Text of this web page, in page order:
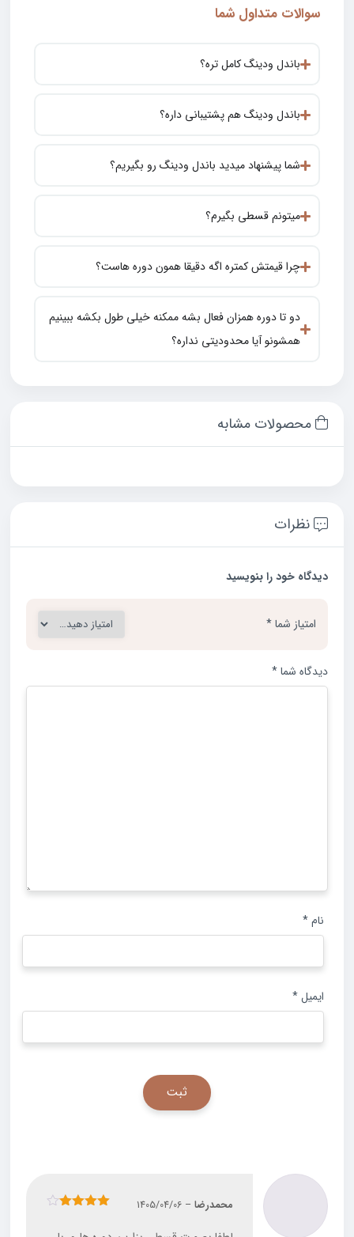
سوالات متداول شما
باندل ودینگ کامل تره؟
باندل ودینگ هم پشتیبانی داره؟
شما پیشنهاد میدید باندل ودینگ رو بگیریم؟
میتونم قسطی بگیرم؟
چرا قیمتش کمتره اگه دقیقا همون دوره هاست؟
دو تا دوره همزان فعال بشه ممکنه خیلی طول بکشه ببینیم
همشونو آیا محدودیتی نداره؟
محصولات مشابه
نظرات
دیدگاه خود را بنویسید
امتیاز شما*
دیدگاه شما*
نام*
ایمیل*
محمدرضا –
1405/04/06